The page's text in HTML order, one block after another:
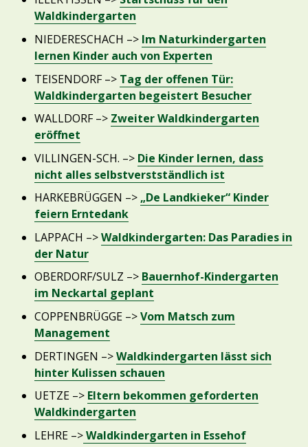
Waldkindergarten
NIEDERESCHACH –> Im Naturkindergarten
lernen Kinder auch von Experten
TEISENDORF –> Tag der offenen Tür:
Waldkindergarten begeistert Besucher
WALLDORF –> Zweiter Waldkindergarten
eröffnet
VILLINGEN-SCH. –> Die Kinder lernen, dass
nicht alles selbstverstständlich ist
HARKEBRÜGGEN –> „De Landkieker“ Kinder
feiern Erntedank
LAPPACH –>Waldkindergarten: Das Paradies in
der Natur
OBERDORF/SULZ –> Bauernhof-Kindergarten
im Neckartal geplant
COPPENBRÜGGE –>Vom Matsch zum
Management
DERTINGEN –>Waldkindergarten lässt sich
hinter Kulissen schauen
UETZE –> Eltern bekommen geforderten
Waldkindergarten
LEHRE –>Waldkindergarten in Essehof